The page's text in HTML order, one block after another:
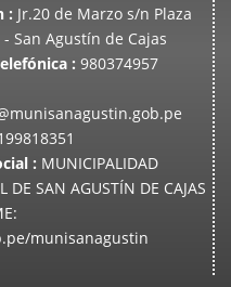
: Jr.20 de Marzo s/n Plaza
San Agustín de Cajas
: 980374957
: MUNICIPALIDAD
DE SAN AGUSTÍN DE CAJAS
munisanagustin